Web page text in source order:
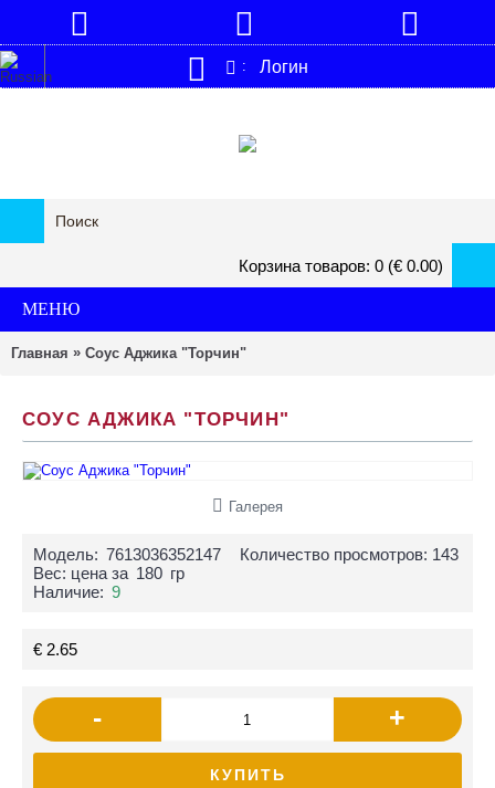
: Логин
Корзина товаров: 0 (€ 0.00)
МЕНЮ
Главная » Соус Аджика "Торчин"
СОУС АДЖИКА "ТОРЧИН"
Галерея
Количество просмотров: 143
Модель: 7613036352147
Вес: цена за 180 гр
Наличие: 9
€ 2.65
- +
КУПИТЬ